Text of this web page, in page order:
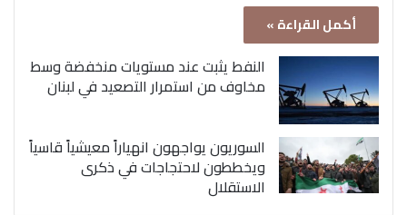
أكمل القراءة »
النفط يثبت عند مستويات منخفضة وسط
مخاوف من استمرار التصعيد في لبنان
السوريون يواجهون انهياراً معيشياً قاسياً
ويخططون لاحتجاجات في ذكرى
الاستقلال